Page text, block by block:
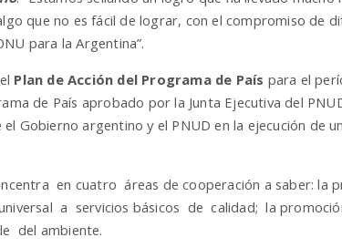
que no es fácil de lograr, con el compromiso de
para la Argentina”.
Plan de Acción del Programa de País para el
de País aprobado por la Junta Ejecutiva del
Gobierno argentino y el PNUD en la ejecución de
en cuatro áreas de cooperación a saber: la
a servicios básicos de calidad; la
del ambiente.